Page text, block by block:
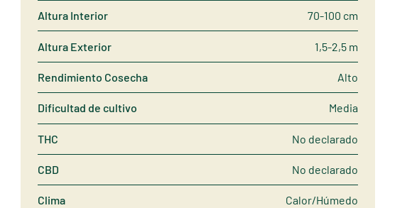
Altura Interior 70-100 cm
Altura Exterior 1,5-2,5 m
Rendimiento Cosecha Alto
Dificultad de cultivo Media
THC No declarado
CBD No declarado
Clima Calor/Húmedo